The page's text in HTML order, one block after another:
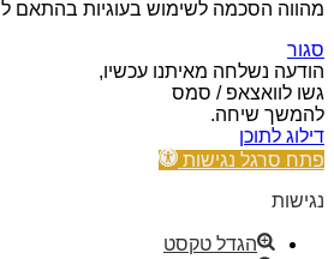
מהווה הסכמה לשימוש בעוגיות בהתאם ל
סגור
הודעה נשלחה מאיתנו עכשיו,
גשו לוואצאפ / סמס
להמשך שיחה.
דילוג לתוכן
פתח סרגל נגישות
נגישות
הגדל טקסט